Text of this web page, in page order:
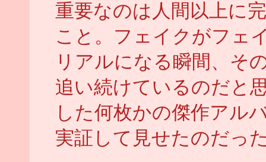
重要なのは人間以上に
こと。フェイクがフェ
リアルになる瞬間、そ
追い続けているのだと
した何枚かの傑作アル
実証して見せたのだっ